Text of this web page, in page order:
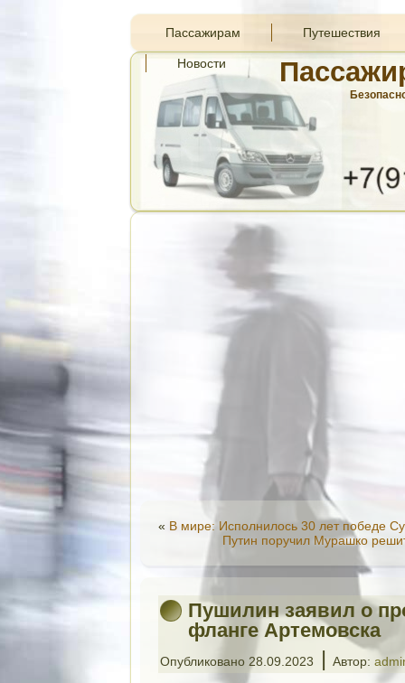
Пассажирам Путешествия
Новости
« В мире: Исполнилось 30 лет победе
Путин поручил Мурашко
Пушилин заявил о
фланге Артемовска
Опубликовано 28.09.2023 | Автор: